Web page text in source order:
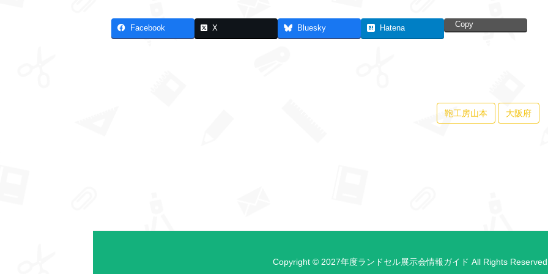
Facebook X Bluesky Hatena Copy
鞄工房山本 大阪府
Copyright © 2027年度ランドセル展示会情報ガイド All Rights